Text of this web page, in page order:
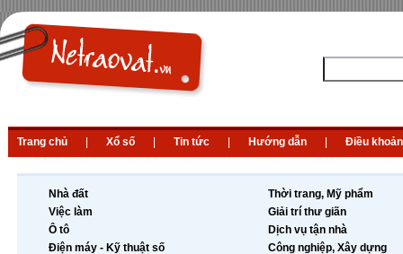
Trang chủ Xổ số Tin tức Hướng dẫn Điều khoản
Nhà đất
Việc làm
Ô tô
Điện máy - Kỹ thuật số
Thời trang, Mỹ phẩm
Giải trí thư giãn
Dịch vụ tận nhà
Công nghiệp, Xây dựng